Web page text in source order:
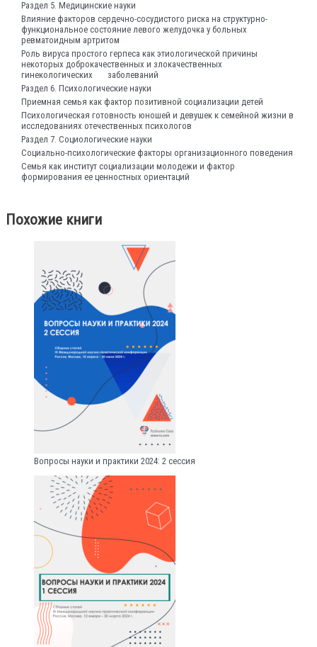
Раздел 5. Медицинские науки
Влияние факторов сердечно-сосудистого риска на структурно-
функциональное состояние левого желудочка у больных
ревматоидным артритом
Роль вируса простого герпеса как этиологической причины
некоторых доброкачественных и злокачественных
гинекологических заболеваний
Раздел 6. Психологические науки
Приемная семья как фактор позитивной социализации детей
Психологическая готовность юношей и девушек к семейной жизни в
исследованиях отечественных психологов
Раздел 7. Социологические науки
Социально-психологические факторы организационного поведения
Семья как институт социализации молодежи и фактор
формирования ее ценностных ориентаций
Похожие книги
Вопросы науки и практики 2024: 2 сессия